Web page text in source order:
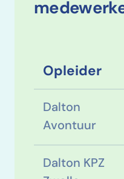
Opleider
Dalton
Avontuur
Dalton KPZ